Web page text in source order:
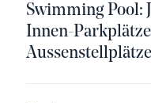
Swimming Pool:
Innen-